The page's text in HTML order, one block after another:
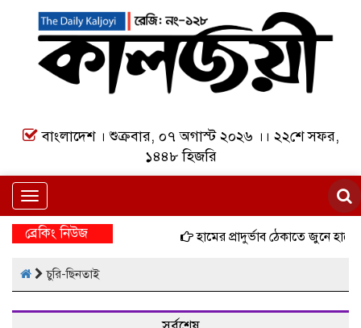
বাংলাদেশ । শুক্রবার, ০৭ অগাস্ট ২০২৬ ।। ২২শে সফর,
১৪৪৮ হিজরি
Toggle
navigation
ব্রেকিং নিউজ হামের প্রাদুর্ভাব ঠেকাতে জুনে
চুরি-ছিনতাই